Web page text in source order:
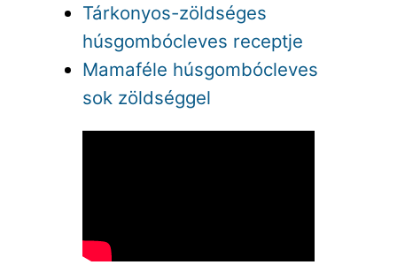
Tárkonyos-zöldséges
húsgombócleves receptje
Mamaféle húsgombócleves
sok zöldséggel